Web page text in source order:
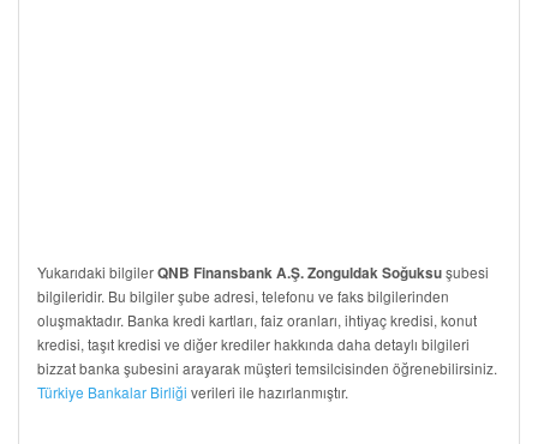
Yukarıdaki bilgilerQNB Finansbank A.Ş. Zonguldak Soğuksuşubesi
bilgileridir. Bu bilgiler şube adresi, telefonu ve faks bilgilerinden
oluşmaktadır. Banka kredi kartları, faiz oranları, ihtiyaç kredisi, konut
kredisi, taşıt kredisi ve diğer krediler hakkında daha detaylı bilgileri
bizzat banka şubesini arayarak müşteri temsilcisinden öğrenebilirsiniz.
Türkiye Bankalar Birliği verileri ile hazırlanmıştır.